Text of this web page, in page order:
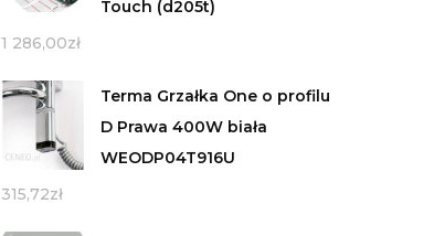
Touch (d205t)
1 286,00zł
Terma Grzałka One o profilu
D Prawa 400W biała
WEODP04T916U
315,72zł